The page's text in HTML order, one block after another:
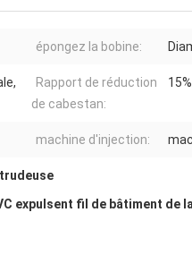
épongez la bobine:
Rapport de réduction
de cabestan:
15%
machine d'injection:
expulsent fil de bâtiment de